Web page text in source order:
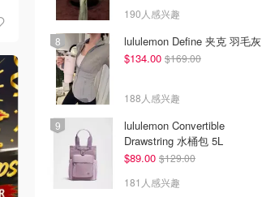
190人感兴趣
lululemon Define 夹克 羽毛灰
$134.00 $169.00
188人感兴趣
lululemon Convertible
Drawstring 水桶包 5L
$89.00 $129.00
181人感兴趣